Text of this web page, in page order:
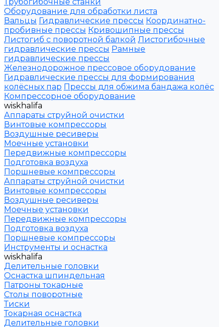
Оборудование для обработки листа
Вальцы Гидравлические прессы Координатно-
пробивные прессы Кривошипные прессы
Листогиб с поворотной балкой Листогибочные
гидравлические прессы Рамные
гидравлические прессы
Железнодорожное прессовое оборудование
Гидравлические прессы для формирования
колёсных пар Прессы для обжима бандажа колёс
Компрессорное оборудование
wiskhalifa
Аппараты струйной очистки
Винтовые компрессоры
Воздушные ресиверы
Моечные установки
Передвижные компрессоры
Подготовка воздуха
Поршневые компрессоры
Аппараты струйной очистки
Винтовые компрессоры
Воздушные ресиверы
Моечные установки
Передвижные компрессоры
Подготовка воздуха
Поршневые компрессоры
Инструменты и оснастка
wiskhalifa
Делительные головки
Оснастка шпиндельная
Патроны токарные
Столы поворотные
Тиски
Токарная оснастка
Делительные головки